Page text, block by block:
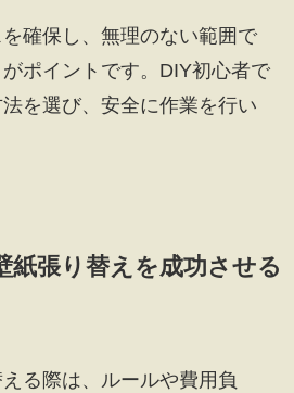
確保し、無理のない範囲で
ポイントです。DIY初心者で
を選び、安全に作業を行い
紙張り替えを成功させる
る際は、ルールや費用負